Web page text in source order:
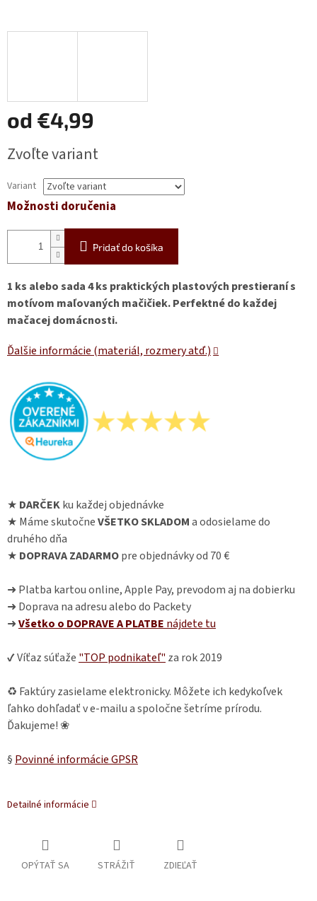
od €4,99
cena:
Zvoľte variant
Variant
Možnosti doručenia
Pridať do košíka
1 ks alebo sada 4 ks praktických plastových prestieraní s
motívom maľovaných mačičiek. Perfektné do každej
mačacej domácnosti.
Ďalšie informácie (materiál, rozmery atď.)
★ DARČEKku každej objednávke
★ Máme skutočneVŠETKO SKLADOMa odosielame do
druhého dňa
★ DOPRAVA ZADARMOpre objednávky od 70 €
➜ Platba kartou online, Apple Pay, prevodom aj na dobierku
➜ Doprava na adresu alebo do Packety
➜Všetko o DOPRAVE A PLATBE nájdete tu
✔ Víťaz súťaže "TOP podnikateľ" za rok 2019
♻ Faktúry zasielame elektronicky. Môžete ich kedykoľvek
ľahko dohľadať v e-mailu a spoločne šetríme prírodu.
Ďakujeme! ❀
§ Povinné informácie GPSR
Detailné informácie
OPÝTAŤ SA STRÁŽIŤ ZDIEĽAŤ